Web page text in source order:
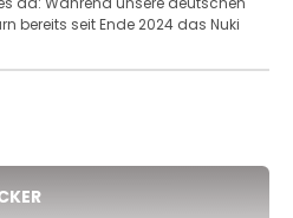
bereits seit Ende 2024 das Nuki